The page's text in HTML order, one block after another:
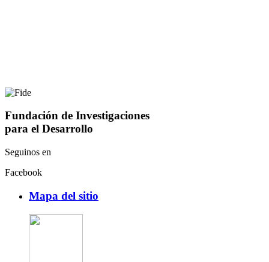
Fundación de Investigaciones
para el Desarrollo
Seguinos en
Facebook
Mapa del sitio